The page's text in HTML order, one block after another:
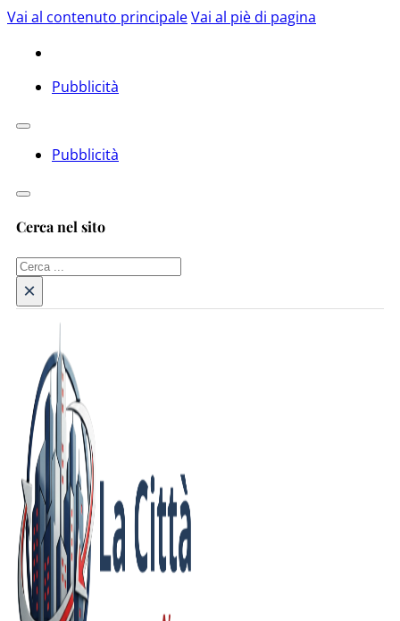
Vai al contenuto principaleVai al piè di pagina
Pubblicità
Pubblicità
Cerca nel sito
Cerca
×